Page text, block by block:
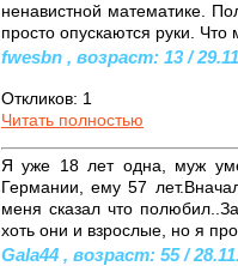
ненавистной математике.
просто опускаются руки. Что
fwesbn , возраст: 13 /
Откликов: 1
Читать полностью
Я уже 18 лет одна, муж
Германии, ему 57
меня сказал что
хоть они и взрослые, но я
Gala44 , возраст: 55 /